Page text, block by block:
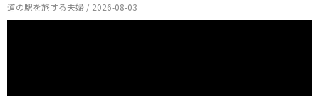
道の駅を旅する夫婦 / 2026-08-03